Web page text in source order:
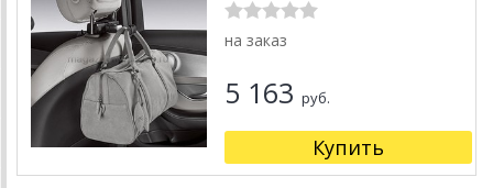
на заказ
5 163 руб.
Купить